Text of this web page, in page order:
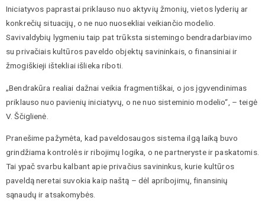
Iniciatyvos paprastai priklauso nuo aktyvių žmonių, vietos lyderių ar
konkrečių situacijų, o ne nuo nuosekliai veikiančio modelio.
Savivaldybių lygmeniu taip pat trūksta sistemingo bendradarbiavimo
su privačiais kultūros paveldo objektų savininkais, o finansiniai ir
žmogiškieji ištekliai išlieka riboti.
„Bendrakūra realiai dažnai veikia fragmentiškai, o jos įgyvendinimas
priklauso nuo pavienių iniciatyvų, o ne nuo sisteminio modelio“, – teigė
V. Ščiglienė.
Pranešime pažymėta, kad paveldosaugos sistema ilgą laiką buvo
grindžiama kontrolės ir ribojimų logika, o ne partneryste ir paskatomis.
Tai ypač svarbu kalbant apie privačius savininkus, kurie kultūros
paveldą neretai suvokia kaip naštą – dėl apribojimų, finansinių
sąnaudų ir atsakomybės.